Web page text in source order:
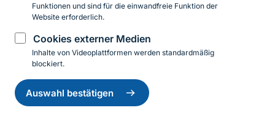
Funktionen und sind für die einwandfreie Funktion der
Website erforderlich.
Cookies externer Medien
Inhalte von Videoplattformen werden standardmäßig
blockiert.
Auswahl bestätigen
Einwilligung
zurückziehen
weiterführender
Inhalt